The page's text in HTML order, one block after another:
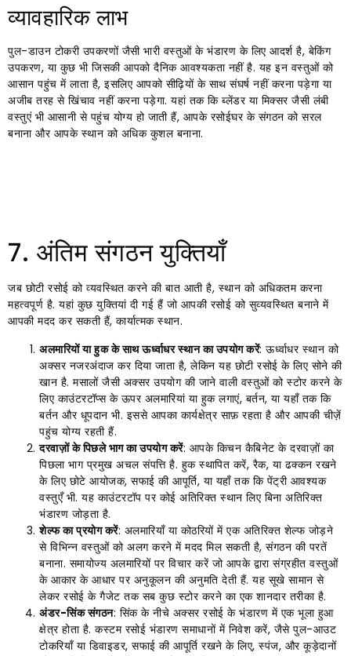
व्यावहारिक लाभ
पुल-डाउन टोकरी उपकरणों जैसी भारी वस्तुओं के भंडारण के लिए आदर्श है, बेकिंग
उपकरण, या कुछ भी जिसकी आपको दैनिक आवश्यकता नहीं है. यह इन वस्तुओं को
आसान पहुंच में लाता है, इसलिए आपको सीढ़ियों के साथ संघर्ष नहीं करना पड़ेगा या
अजीब तरह से खिंचाव नहीं करना पड़ेगा. यहां तक ​​कि ब्लेंडर या मिक्सर जैसी लंबी
वस्तुएं भी आसानी से पहुंच योग्य हो जाती हैं, आपके रसोईघर के संगठन को सरल
बनाना और आपके स्थान को अधिक कुशल बनाना.
7. अंतिम संगठन युक्तियाँ
जब छोटी रसोई को व्यवस्थित करने की बात आती है, स्थान को अधिकतम करना
महत्वपूर्ण है. यहां कुछ युक्तियां दी गई हैं जो आपकी रसोई को सुव्यवस्थित बनाने में
आपकी मदद कर सकती हैं, कार्यात्मक स्थान.
अलमारियों या हुक के साथ ऊर्ध्वाधर स्थान का उपयोग करें: ऊर्ध्वाधर स्थान को
अक्सर नजरअंदाज कर दिया जाता है, लेकिन यह छोटी रसोई के लिए सोने की
खान है. मसालों जैसी अक्सर उपयोग की जाने वाली वस्तुओं को स्टोर करने के
लिए काउंटरटॉप्स के ऊपर अलमारियां या हुक लगाएं, बर्तन, या यहाँ तक कि
बर्तन और धूपदान भी. इससे आपका कार्यक्षेत्र साफ़ रहता है और आपकी चीज़ें
पहुंच योग्य रहती हैं.
दरवाज़ों के पिछले भाग का उपयोग करें: आपके किचन कैबिनेट के दरवाज़ों का
पिछला भाग प्रमुख अचल संपत्ति है. हुक स्थापित करें, रैक, या ढक्कन रखने
के लिए छोटे आयोजक, सफाई की आपूर्ति, या यहाँ तक कि पेंट्री आवश्यक
वस्तुएँ भी. यह काउंटरटॉप पर कोई अतिरिक्त स्थान लिए बिना अतिरिक्त
भंडारण जोड़ता है.
शेल्फ का प्रयोग करें: अलमारियाँ या कोठरियों में एक अतिरिक्त शेल्फ जोड़ने
से विभिन्न वस्तुओं को अलग करने में मदद मिल सकती है, संगठन की परतें
बनाना. समायोज्य अलमारियों पर विचार करें जो आपके द्वारा संग्रहीत वस्तुओं
के आकार के आधार पर अनुकूलन की अनुमति देती हैं. यह सूखे सामान से
लेकर रसोई के गैजेट तक सब कुछ स्टोर करने का एक शानदार तरीका है.
अंडर-सिंक संगठन: सिंक के नीचे अक्सर रसोई के भंडारण में एक भूला हुआ
क्षेत्र होता है. कस्टम रसोई भंडारण समाधानों में निवेश करें, जैसे पुल-आउट
टोकरियाँ या डिवाइडर, सफाई की आपूर्ति रखने के लिए, स्पंज, और कूड़ेदानों